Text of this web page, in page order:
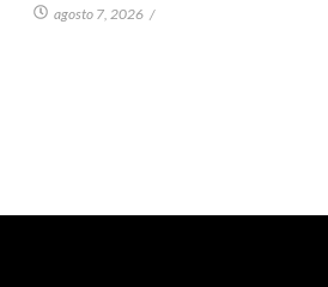
agosto 7, 2026 /